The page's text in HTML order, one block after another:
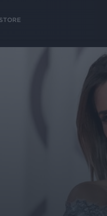
STORE